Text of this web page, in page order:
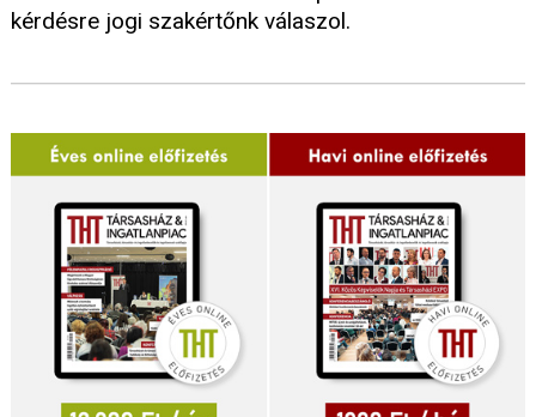
kérdésre jogi szakértőnk válaszol.